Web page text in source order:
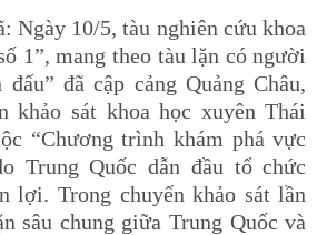
Ngày 10/5, tàu nghiên cứu khoa
1”, mang theo tàu lặn có người
đã cập cảng Quảng Châu,
khảo sát khoa học xuyên Thái
“Chương trình khám phá vực
Trung Quốc dẫn đầu tổ chức
lợi. Trong chuyến khảo sát lần
sâu chung giữa Trung Quốc và